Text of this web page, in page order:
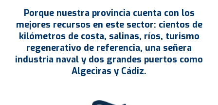
Porque nuestra provincia cuenta con los
mejores recursos en este sector: cientos de
kilómetros de costa, salinas, ríos, turismo
regenerativo de referencia, una señera
industria naval y dos grandes puertos como
Algeciras y Cádiz.